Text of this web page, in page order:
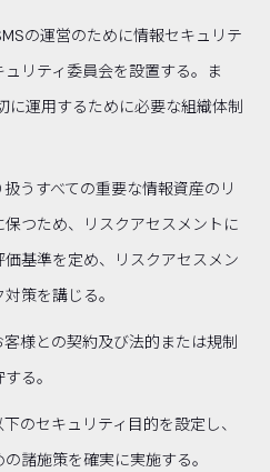
の運営のために情報セキュリテ
リティ委員会を設置する。ま
に運用するために必要な組織体制
うすべての重要な情報資産のリ
つため、リスクアセスメントに
基準を定め、リスクアセスメン
策を講じる。
様との契約及び法的または規制
る。
のセキュリティ目的を設定し、
諸施策を確実に実施する。